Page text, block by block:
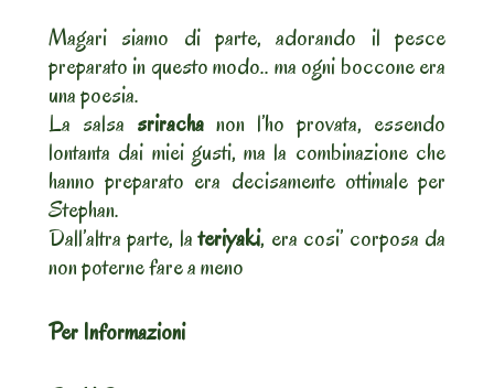
Magari siamo di parte, adorando il pesce
preparato in questo modo.. ma ogni boccone era
una poesia.
La salsa sriracha non l’ho provata, essendo
lontanta dai miei gusti, ma la combinazione che
hanno preparato era decisamente ottimale per
Stephan.
Dall’altra parte, lateriyaki, era cosi’ corposa da
non poterne fare a meno
Per Informazioni